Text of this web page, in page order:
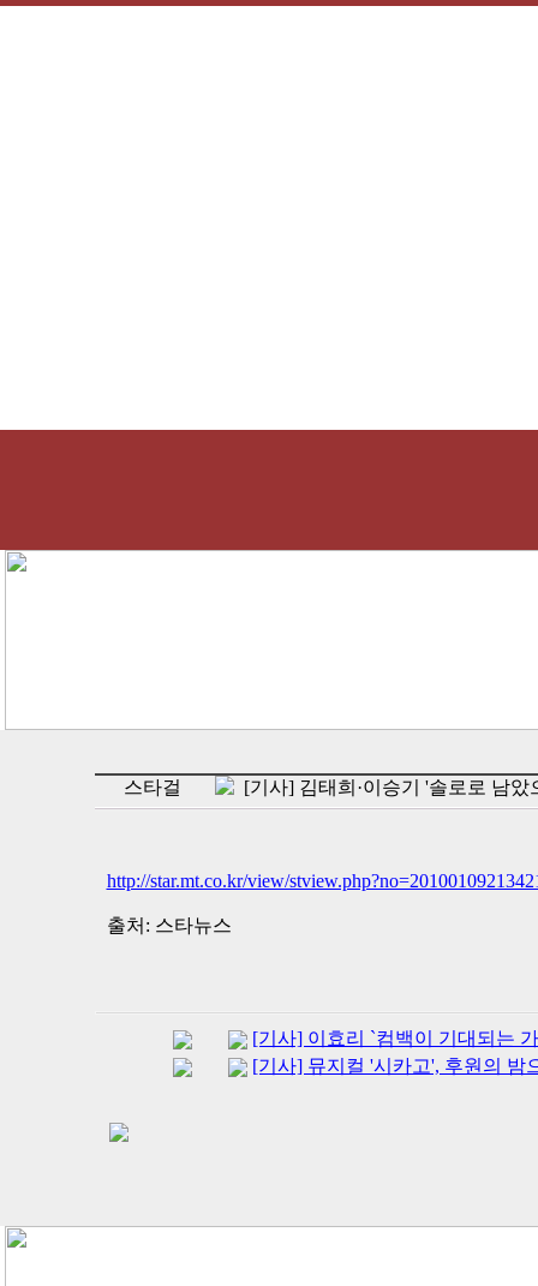
스타걸 [기사] 김태희·이승기 '솔로로 남았
http://star.mt.co.kr/view/
출처: 스타뉴스
[기사] 이효리 `컴백이 기대되는
[기사] 뮤지컬 '시카고', 후원의 밤